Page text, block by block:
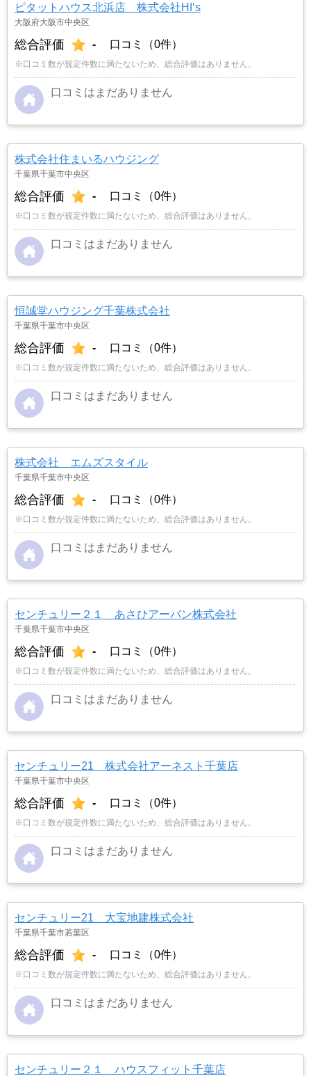
ピタットハウス北浜店 株式会社HI‘s
大阪府大阪市中央区
総合評価 - 口コミ（0件）
※口コミ数が規定件数に満たないため、総合評価はありません。
口コミはまだありません
株式会社住まいるハウジング
千葉県千葉市中央区
総合評価 - 口コミ（0件）
※口コミ数が規定件数に満たないため、総合評価はありません。
口コミはまだありません
恒誠堂ハウジング千葉株式会社
千葉県千葉市中央区
総合評価 - 口コミ（0件）
※口コミ数が規定件数に満たないため、総合評価はありません。
口コミはまだありません
株式会社 エムズスタイル
千葉県千葉市中央区
総合評価 - 口コミ（0件）
※口コミ数が規定件数に満たないため、総合評価はありません。
口コミはまだありません
センチュリー２１ あさひアーバン株式会社
千葉県千葉市中央区
総合評価 - 口コミ（0件）
※口コミ数が規定件数に満たないため、総合評価はありません。
口コミはまだありません
センチュリー21 株式会社アーネスト千葉店
千葉県千葉市中央区
総合評価 - 口コミ（0件）
※口コミ数が規定件数に満たないため、総合評価はありません。
口コミはまだありません
センチュリー21 大宝地建株式会社
千葉県千葉市若葉区
総合評価 - 口コミ（0件）
※口コミ数が規定件数に満たないため、総合評価はありません。
口コミはまだありません
センチュリー２１ ハウスフィット千葉店